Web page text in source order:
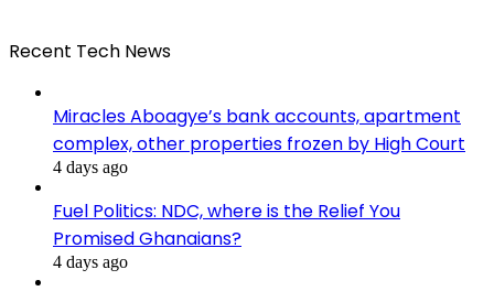
Recent Tech News
Miracles Aboagye’s bank accounts, apartment
complex, other properties frozen by High Court
4 days ago
Fuel Politics: NDC, where is the Relief You
Promised Ghanaians?
4 days ago